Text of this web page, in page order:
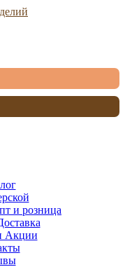
и розница
Акции